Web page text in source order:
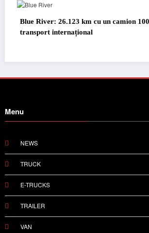
în Proiectul Revoy prinde contur
TRUCK
E-TRUCKS
TRAILER
VAN